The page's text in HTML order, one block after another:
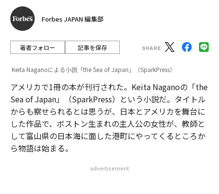
Forbes JAPAN 編集部
著者フォロー 記事を保存
Keita Naganoによる小説「the Sea of Japan」（SparkPress）
アメリカで1冊の本が刊行された。Keita Naganoの「the
Sea of Japan」（SparkPress）という小説だ。タイトル
からも察せられるとは思うが、日本とアメリカを舞台に
した作品で、ボストン生まれの主人公の女性が、教師と
して富山県の日本海に面した港町にやってくるところか
ら物語は始まる。
advertisement